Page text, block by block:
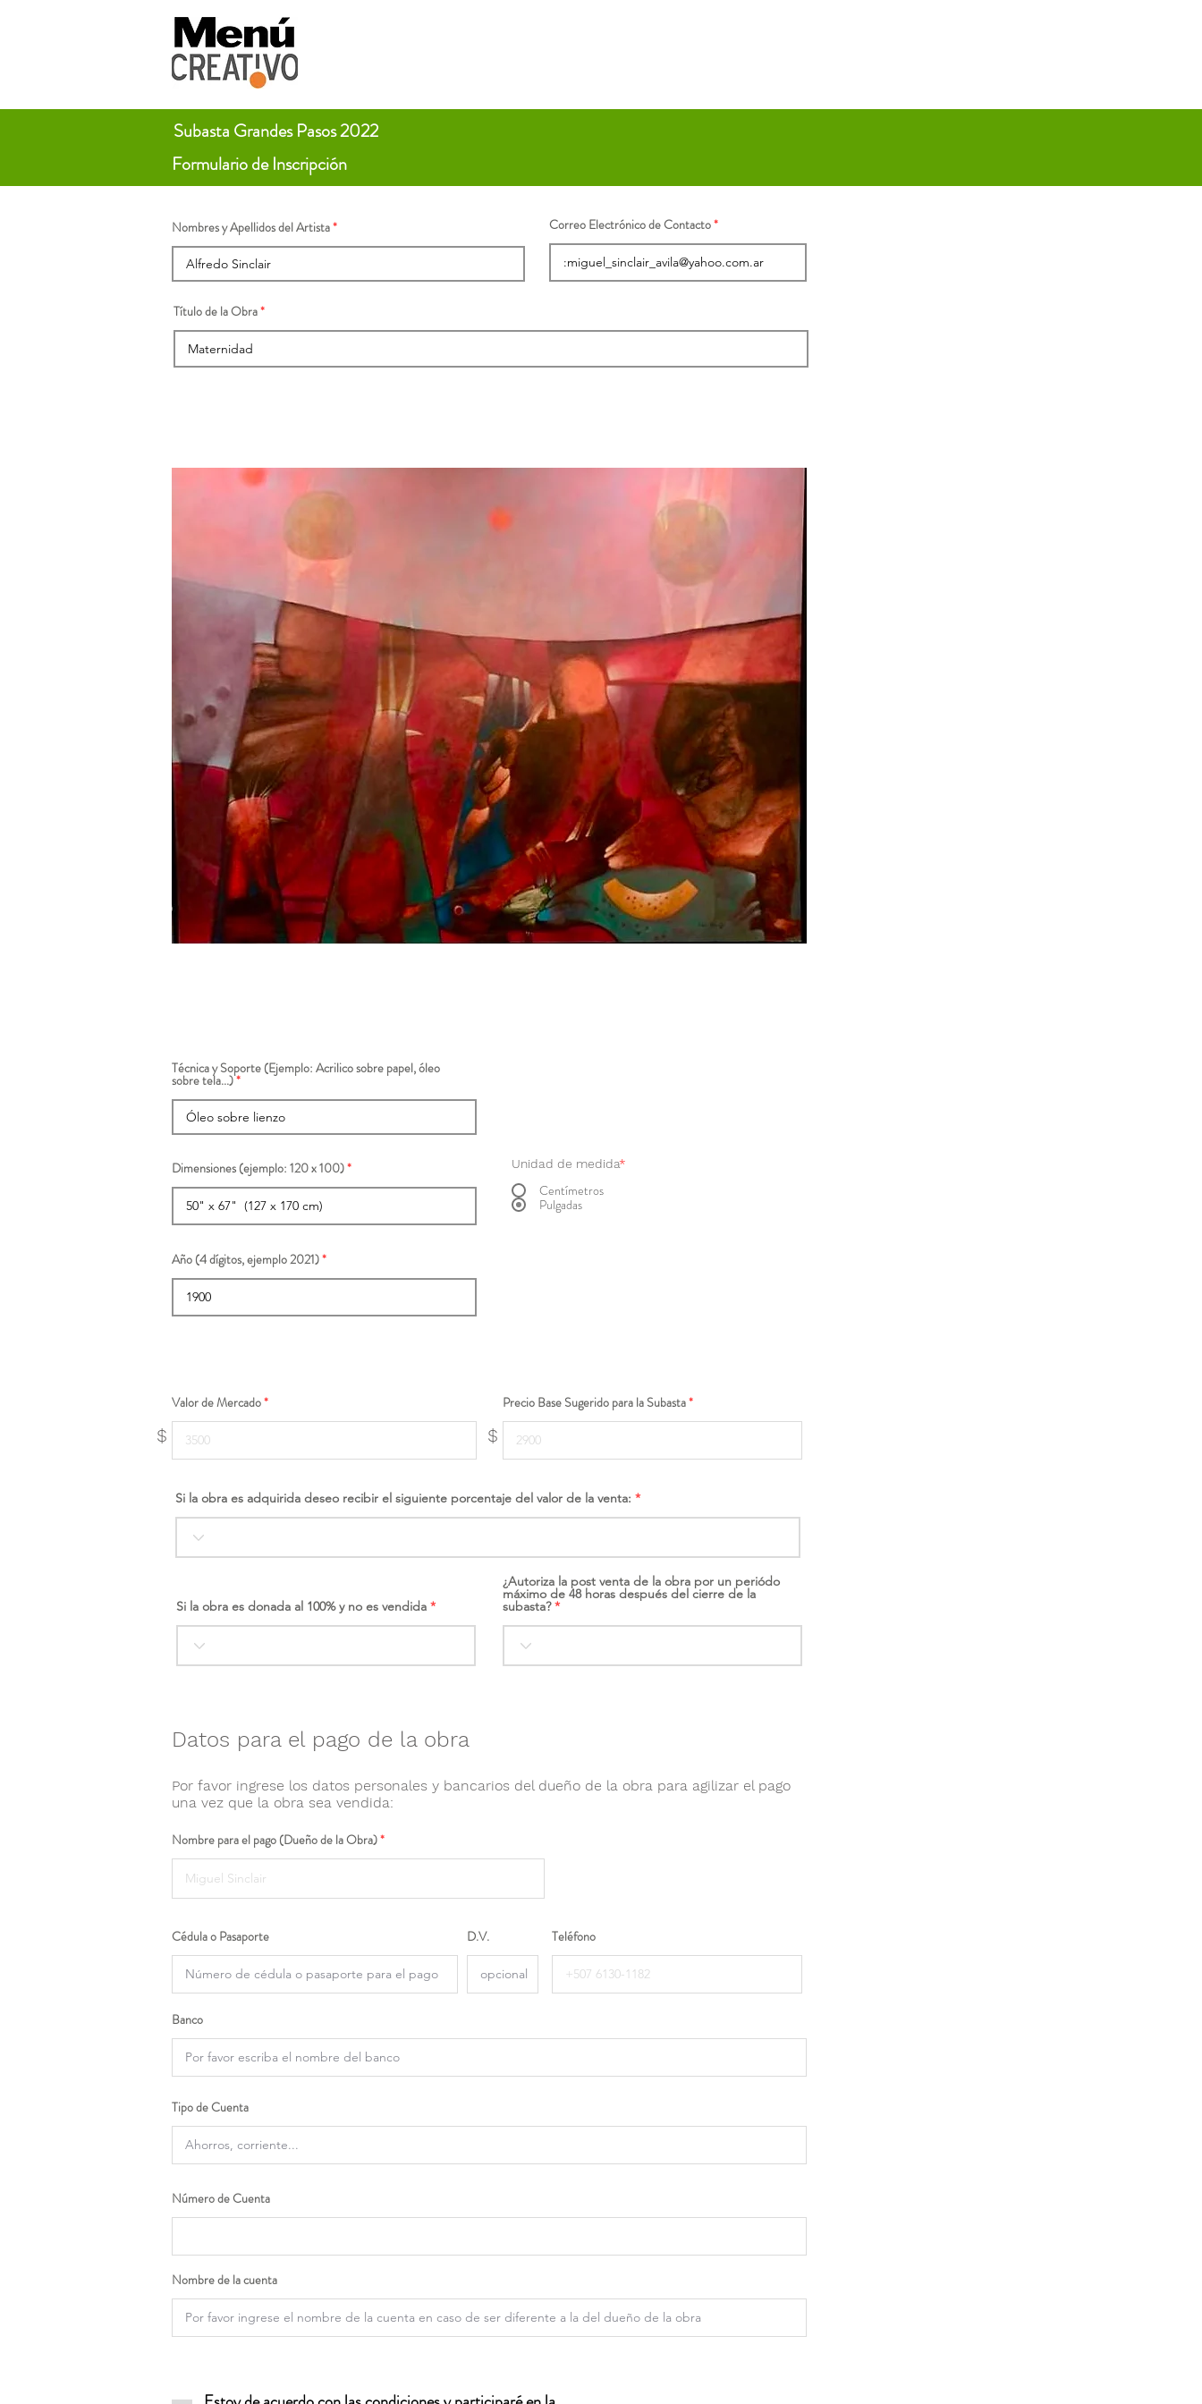
Subasta Grandes Pasos 2022
Formulario de Inscripción
Nombres y Apellidos del Artista Correo Electrónico de Contacto
Título de la Obra
Técnica y Soporte (Ejemplo: Acrilico sobre papel, óleo
sobre tela...)
Dimensiones (ejemplo: 120 x 100) Unidad de medida*
Centímetros
Pulgadas
Año (4 dígitos, ejemplo 2021)
$
Valor de Mercado
$
Precio Base Sugerido para la Subasta
Si la obra es adquirida deseo recibir el siguiente porcentaje del valor de la venta:
Si la obra es donada al 100% y no es vendida
¿Autoriza la post venta de la obra por un periódo
máximo de 48 horas después del cierre de la
subasta?
Datos para el pago de la obra
Por favor ingrese los datos personales y bancarios del dueño de la obra para agilizar el pago
una vez que la obra sea vendida:
Nombre para el pago (Dueño de la Obra)
Cédula o Pasaporte D.V. Teléfono
Banco
Tipo de Cuenta
Número de Cuenta
Nombre de la cuenta